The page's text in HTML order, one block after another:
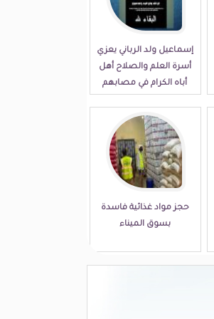
إسماعيل ولد الرباني يعزي
أسرة العلم والصلاح أهل
أباه الكرام في مصابهم
حجز مواد غذائية فاسدة
بسوق الميناء